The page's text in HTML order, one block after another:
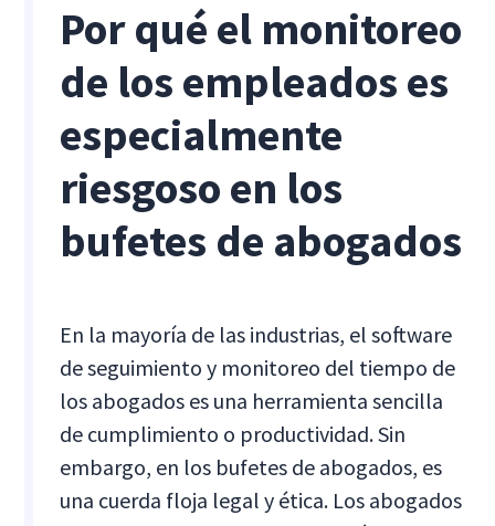
Por qué el monitoreo
de los empleados es
especialmente
riesgoso en los
bufetes de abogados
En la mayoría de las industrias, el software
de seguimiento y monitoreo del tiempo de
los abogados es una herramienta sencilla
de cumplimiento o productividad. Sin
embargo, en los bufetes de abogados, es
una cuerda floja legal y ética. Los abogados